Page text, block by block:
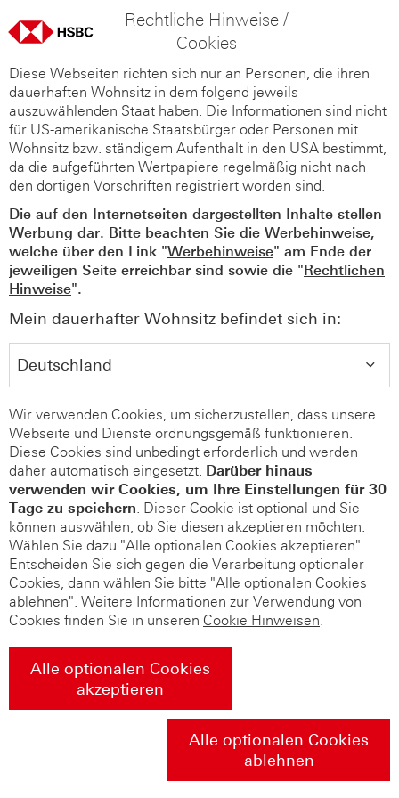
Rechtliche Hinweise /
Cookies
Diese Webseiten richten sich nur an Personen, die ihren
dauerhaften Wohnsitz in dem folgend jeweils
auszuwählenden Staat haben. Die Informationen sind nicht
für US-amerikanische Staatsbürger oder Personen mit
Wohnsitz bzw. ständigem Aufenthalt in den USA bestimmt,
da die aufgeführten Wertpapiere regelmäßig nicht nach
den dortigen Vorschriften registriert worden sind.
Die auf den Internetseiten dargestellten Inhalte stellen
Werbung dar. Bitte beachten Sie die Werbehinweise,
welche über den Link "Werbehinweise" am Ende der
jeweiligen Seite erreichbar sind sowie die "Rechtlichen
Hinweise".
Mein dauerhafter Wohnsitz befindet sich in:
Wir verwenden Cookies, um sicherzustellen, dass unsere
Webseite und Dienste ordnungsgemäß funktionieren.
Diese Cookies sind unbedingt erforderlich und werden
daher automatisch eingesetzt. Darüber hinaus
verwenden wir Cookies, um Ihre Einstellungen für 30
Tage zu speichern. Dieser Cookie ist optional und Sie
können auswählen, ob Sie diesen akzeptieren möchten.
Wählen Sie dazu "Alle optionalen Cookies akzeptieren".
Entscheiden Sie sich gegen die Verarbeitung optionaler
Cookies, dann wählen Sie bitte "Alle optionalen Cookies
ablehnen". Weitere Informationen zur Verwendung von
Cookies finden Sie in unseren Cookie Hinweisen.
Alle optionalen Cookies
akzeptieren
Alle optionalen Cookies
ablehnen